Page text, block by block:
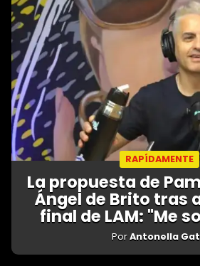
RAPÍDAMENTE
La propuesta de
Ángel de Brito tras
final de LAM: "Me
PorAntonella